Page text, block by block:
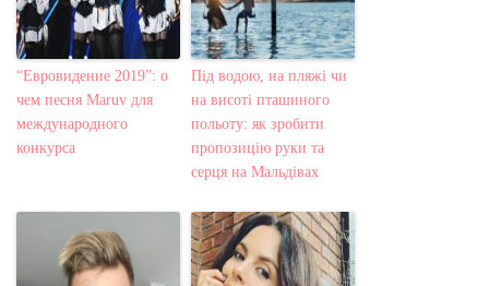
“Евровидение 2019”: о
чем песня Maruv для
международного
конкурса
Під водою, на пляжі чи
на висоті пташиного
польоту: як зробити
пропозицію руки та
серця на Мальдівах